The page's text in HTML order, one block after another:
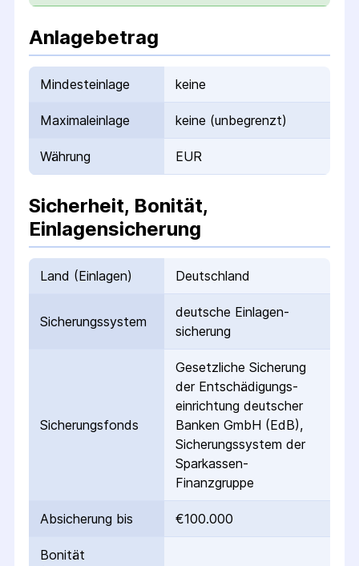
Anlagebetrag
Mindesteinlage keine
Maximaleinlage keine (unbegrenzt)
Währung EUR
Sicherheit, Bonität,
Einlagensicherung
Land (Einlagen) Deutschland
Sicherungs­system
deutsche Einlagen­
sicherung
Sicherungs­fonds
Gesetzliche Sicherung
der Entschädigungs­
einrichtung deutscher
Banken GmbH (EdB),
Sicherungssystem der
Sparkassen-
Finanzgruppe
Absicherung bis €100.000
Bonität